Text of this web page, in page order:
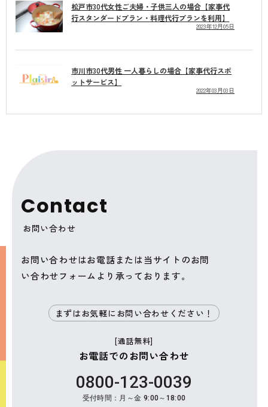
松戸市30代女性ご夫婦・子供三人の場合【家事代
行スタンダードプラン・料理代行プランを利用】
2023年12月05日
市川市30代男性 一人暮らしの場合【家事代行スポ
ットサービス】
2022年03月03日
Contact
お問い合わせ
お問い合わせはお電話または当サイトのお問
い合わせフォームより承っております。
まずはお気軽にお問い合わせください！
[通話無料]
お電話でのお問い合わせ
0800-123-0039
受付時間：月～金 9:00～18:00